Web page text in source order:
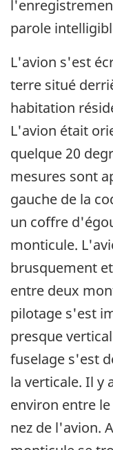
parole
L'avion s'est
terre situé
habitation
L'avion était
quelque 20
mesures sont
gauche de la
un coffre
monticule.
brusquement
entre deux
pilotage s'est
presque
fuselage s'est
la verticale. Il y
environ entre
nez de l'avion.